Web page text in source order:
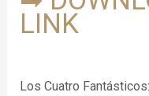
LINK
Los Cuatro